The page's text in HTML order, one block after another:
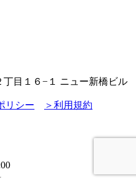
目１６−１ ニュー新橋ビル
リシー
＞利用規約